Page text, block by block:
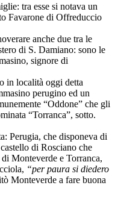
tra esse si notava un
Favarone di Offreduccio
anche due tra le
di S. Damiano: sono le
signore di
in località oggi detta
perugino ed un
“Oddone” che gli
“Torranca”, sotto.
Perugia, che disponeva di
di Rosciano che
Monteverde e Torranca,
“per paura si diedero
Monteverde a fare buona